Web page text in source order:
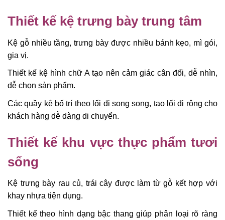
Thiết kế kệ trưng bày trung tâm
Kệ gỗ nhiều tầng, trưng bày được nhiều bánh kẹo, mì gói,
gia vị.
Thiết kế kệ hình chữ A tạo nên cảm giác cân đối, dễ nhìn,
dễ chọn sản phẩm.
Các quầy kệ bố trí theo lối đi song song, tạo lối đi rộng cho
khách hàng dễ dàng di chuyển.
Thiết kế khu vực thực phẩm tươi
sống
Kệ trưng bày rau củ, trái cây được làm từ gỗ kết hợp với
khay nhựa tiện dụng.
Thiết kế theo hình dạng bậc thang giúp phân loại rõ ràng